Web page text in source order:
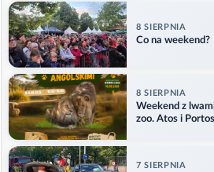
8 SIERPNIA
Co na weekend?
8 SIERPNIA
Weekend z
zoo. Atos i
7 SIERPNIA